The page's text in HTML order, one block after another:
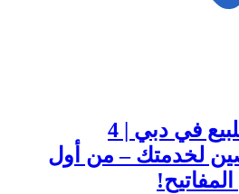
فلل تحت الانشاء للبيع في دبي | 4
لخدمتك – من أول